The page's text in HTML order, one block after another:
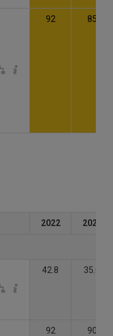
92 85
2022 2023
42.8 35.0
92 90